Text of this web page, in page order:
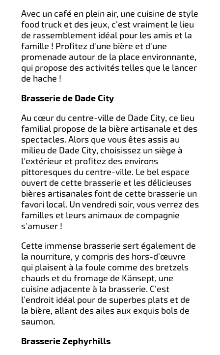
Avec un café en plein air, une cuisine de style
food truck et des jeux, c'est vraiment le lieu
de rassemblement idéal pour les amis et la
famille ! Profitez d'une bière et d'une
promenade autour de la place environnante,
qui propose des activités telles que le lancer
de hache !
Brasserie de Dade City
Au cœur du centre-ville de Dade City, ce lieu
familial propose de la bière artisanale et des
spectacles. Alors que vous êtes assis au
milieu de Dade City, choisissez un siège à
l'extérieur et profitez des environs
pittoresques du centre-ville. Le bel espace
ouvert de cette brasserie et les délicieuses
bières artisanales font de cette brasserie un
favori local. Un vendredi soir, vous verrez des
familles et leurs animaux de compagnie
s'amuser !
Cette immense brasserie sert également de
la nourriture, y compris des hors-d'œuvre
qui plaisent à la foule comme des bretzels
chauds et du fromage de Känsept, une
cuisine adjacente à la brasserie. C'est
l'endroit idéal pour de superbes plats et de
la bière, allant des ailes aux exquis bols de
saumon.
Brasserie Zephyrhills